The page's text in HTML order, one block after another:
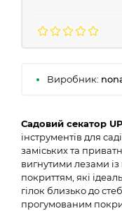
Виробник:
Садовий секатор
інструментів для
заміських та
вигнутими лезами із
покриттям, які
гілок близько до
прогумованим